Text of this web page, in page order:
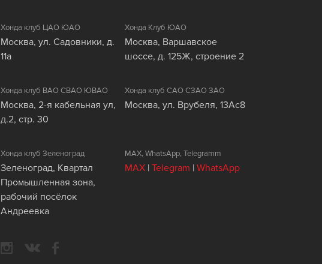
Хонда клуб ЦАО ЮАО
Москва, ул. Садовники, д.
11а
Хонда Клуб ЮАО
Москва, Варшавское
шоссе, д. 125Ж, строение 2
Хонда клуб ВАО СВАО ЮВАО
Москва, 2-я кабельная ул,
д.2, стр. 30
Хонда клуб САО СЗАО ЗАО
Москва, ул. Врубеля, 13Ас8
Хонда клуб Зеленоград
Зеленоград, Квартал
Промышленная зона,
рабочий посёлок
Андреевка
MAX, WhatsApp, Telegramm
MAX |Telegram |WhatsApp